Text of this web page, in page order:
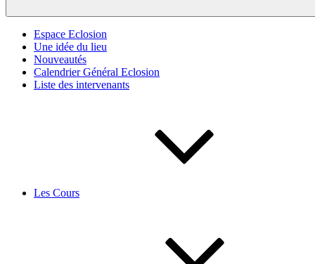
Espace Eclosion
Une idée du lieu
Nouveautés
Calendrier Général Eclosion
Liste des intervenants
Les Cours